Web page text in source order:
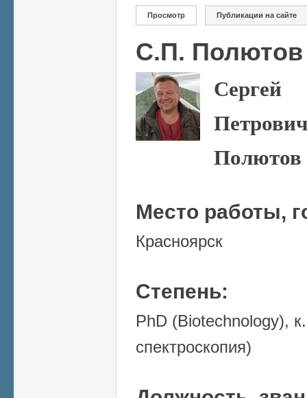
Главные вкладки
Просмотр (активная вкладка)
Публикации на сайте
C.П. Полютов
Сергей
Петрович
Полютов
Место работы,
Красноярск
Степень:
PhD (Biotechnology),
спектроскопия)